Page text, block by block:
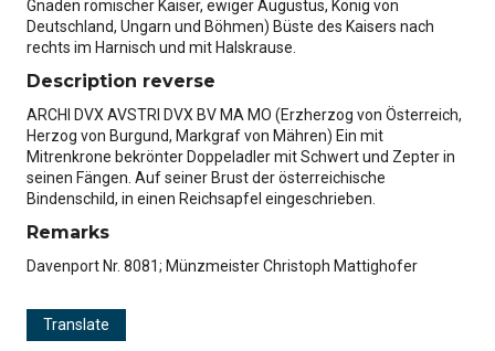
Gnaden römischer Kaiser, ewiger Augustus, König von
Deutschland, Ungarn und Böhmen) Büste des Kaisers nach
rechts im Harnisch und mit Halskrause.
Description reverse
ARCHI DVX AVSTRI DVX BV MA MO (Erzherzog von Österreich,
Herzog von Burgund, Markgraf von Mähren) Ein mit
Mitrenkrone bekrönter Doppeladler mit Schwert und Zepter in
seinen Fängen. Auf seiner Brust der österreichische
Bindenschild, in einen Reichsapfel eingeschrieben.
Remarks
Davenport Nr. 8081; Münzmeister Christoph Mattighofer
Translate